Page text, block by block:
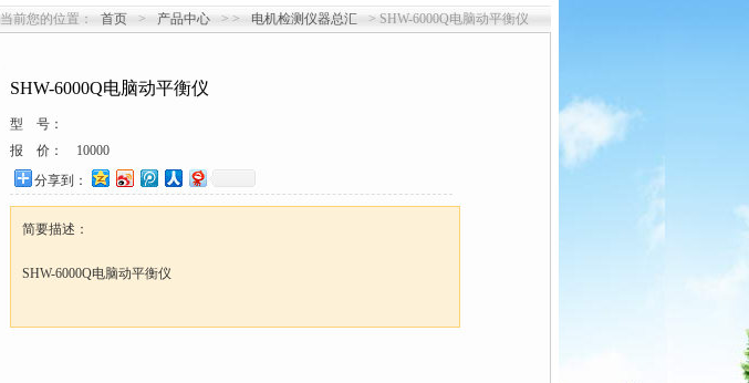
当前您的位置： 首页 > 产品中心 > > 电机检测仪器总汇 > SHW-6000Q电脑动平衡仪
SHW-6000Q电脑动平衡仪
型 号：
报 价：
10000
分享到：
简要描述：
SHW-6000Q电脑动平衡仪